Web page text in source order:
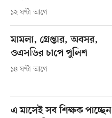
১২ ঘণ্টা আগে
মামলা, গ্রেপ্তার, অবসর,
ওএসডির চাপে পুলিশ
১৪ ঘণ্টা আগে
এ মাসেই সব শিক্ষক পাচ্ছেন